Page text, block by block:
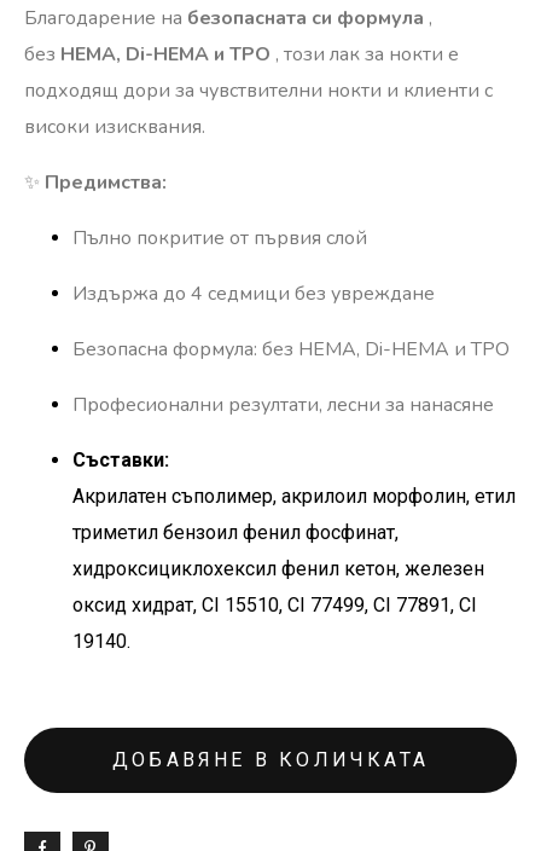
Благодарение на безопасната си формула ,
без HEMA, Di-HEMA и TPO , този лак за нокти е
подходящ дори за чувствителни нокти и клиенти с
високи изисквания.
✨ Предимства:
Пълно покритие от първия слой
Издържа до 4 седмици без увреждане
Безопасна формула: без HEMA, Di-HEMA и TPO
Професионални резултати, лесни за нанасяне
Съставки:
Акрилатен съполимер, акрилоил морфолин, етил
триметил бензоил фенил фосфинат,
хидроксициклохексил фенил кетон, железен
оксид хидрат, CI 15510, CI 77499, CI 77891, CI
19140.
ДОБАВЯНЕ В КОЛИЧКАТА